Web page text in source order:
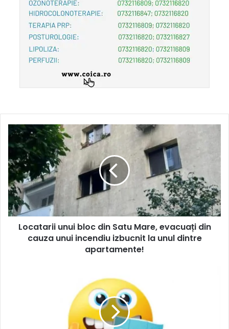
Locatarii unui bloc din Satu Mare, evacuați din
cauza unui incendiu izbucnit la unul dintre
apartamente!